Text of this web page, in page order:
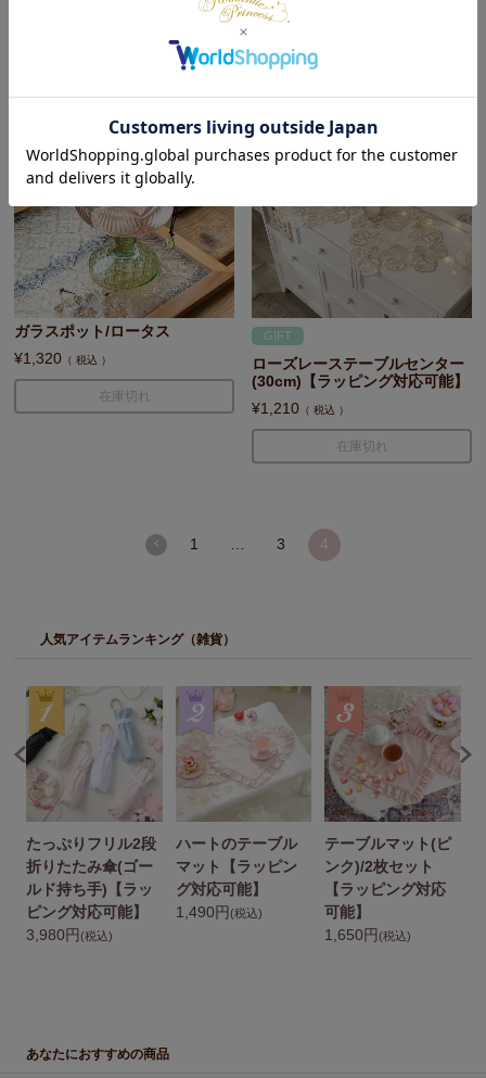
ガラスポット/ロータス
¥1,320 税込
在庫切れ
GIFT
ローズレーステーブルセンター
(30cm)【ラッピング対応可能】
¥1,210 税込
在庫切れ
1 … 3 4
人気アイテムランキング（雑貨）
たっぷりフリル2段
折りたたみ傘(ゴー
ルド持ち手)【ラッ
ピング対応可能】
3,980円 (税込)
ハートのテーブル
マット【ラッピン
グ対応可能】
1,490円 (税込)
テーブルマット(ピ
ンク)/2枚セット
【ラッピング対応
可能】
1,650円(税込)
あなたにおすすめの商品